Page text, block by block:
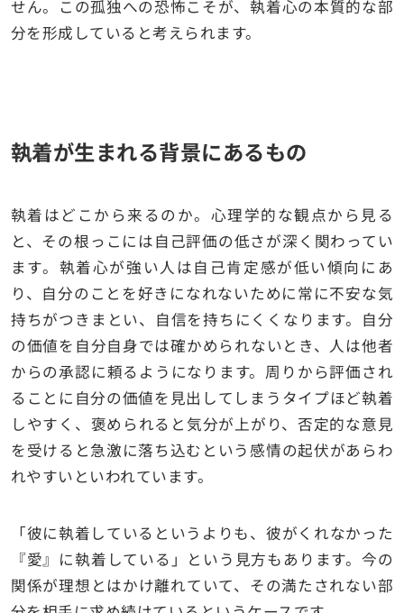
せん。この孤独への恐怖こそが、執着心の本質的な部
分を形成していると考えられます。
執着が生まれる背景にあるもの
執着はどこから来るのか。心理学的な観点から見る
と、その根っこには自己評価の低さが深く関わってい
ます。執着心が強い人は自己肯定感が低い傾向にあ
り、自分のことを好きになれないために常に不安な気
持ちがつきまとい、自信を持ちにくくなります。自分
の価値を自分自身では確かめられないとき、人は他者
からの承認に頼るようになります。周りから評価され
ることに自分の価値を見出してしまうタイプほど執着
しやすく、褒められると気分が上がり、否定的な意見
を受けると急激に落ち込むという感情の起伏があらわ
れやすいといわれています。
「彼に執着しているというよりも、彼がくれなかった
『愛』に執着している」という見方もあります。今の
関係が理想とはかけ離れていて、その満たされない部